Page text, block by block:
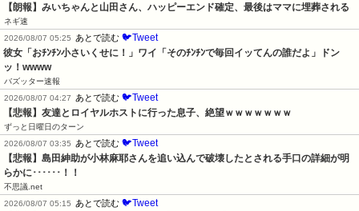
【朗報】みいちゃんと山田さん、ハッピーエンド確定、最後はママに埋葬される
ネギ速
2026/08/07 05:25
あとで読む 🐦Tweet
彼女「おﾁﾝﾁﾝ小さいくせに！」ワイ「そのﾁﾝﾁﾝで毎回イッてんの誰だよ」ドン
ッ！wwww
バズッター速報
2026/08/07 04:27
あとで読む 🐦Tweet
【悲報】友達とロイヤルホストに行った息子、絶望ｗｗｗｗｗｗｗ
ずっと日曜日のターン
2026/08/07 03:35
あとで読む 🐦Tweet
【悲報】島田紳助が小林麻耶さんを追い込んで破壊したとされる手口の詳細が明
らかに･･････！！
不思議.net
2026/08/07 05:15
あとで読む 🐦Tweet